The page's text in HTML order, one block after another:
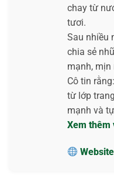
chay từ
tươi.
Sau nhiều
chia sẻ
mạnh, mịn
Cô tin
từ lớp
mạnh và
Xem thêm
Website